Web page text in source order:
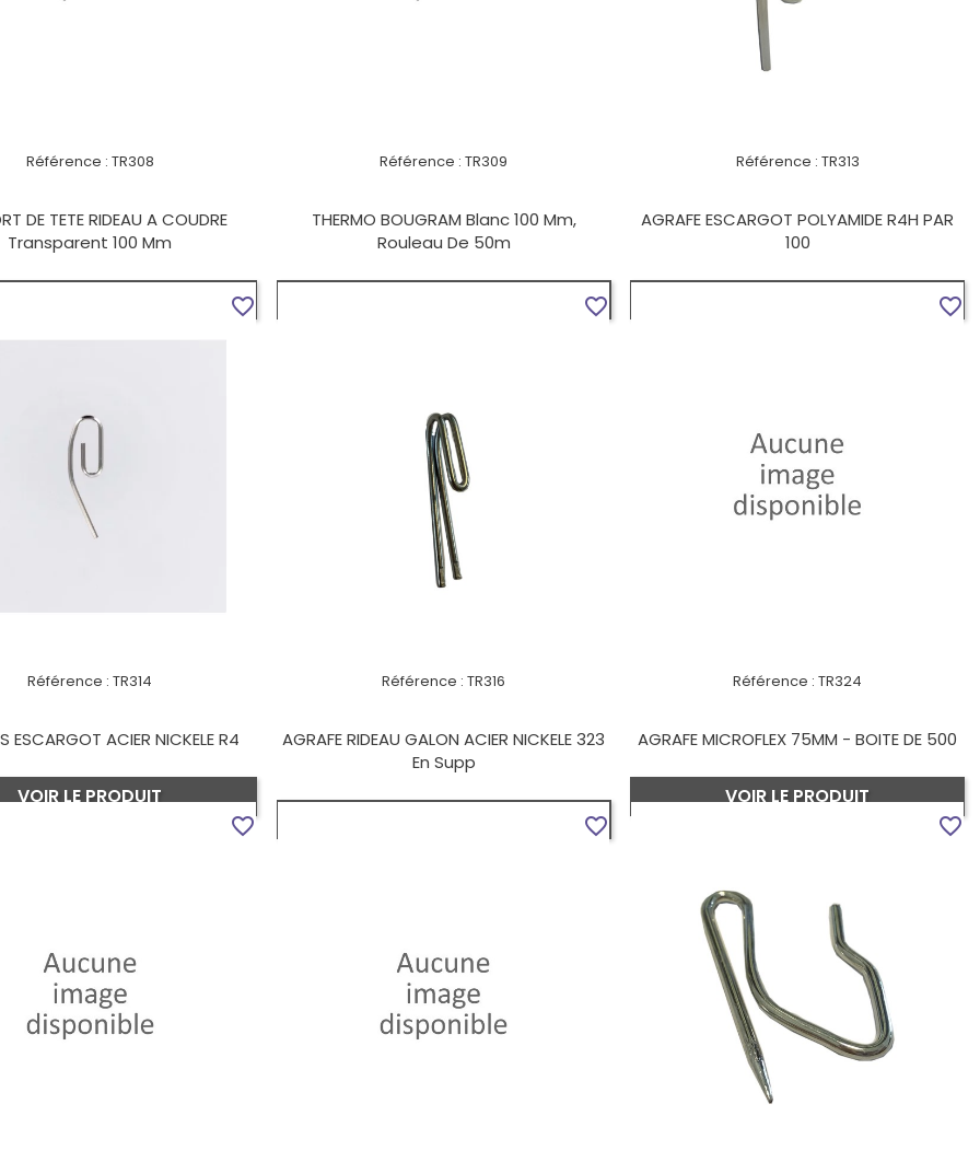
Référence : TR308
DE TETE RIDEAU A COUDRE
Transparent 100 Mm
Référence : TR309
THERMO BOUGRAM Blanc 100 Mm,
Rouleau De 50m
Référence : TR313
AGRAFE ESCARGOT POLYAMIDE R4H PAR
100
Référence : TR314
ESCARGOT ACIER NICKELE R4
VOIR LE PRODUIT
favorite_border
Référence : TR316
AGRAFE RIDEAU GALON ACIER NICKELE 323
En Supp
favorite_border
Référence : TR324
AGRAFE MICROFLEX 75MM - BOITE DE 500
VOIR LE PRODUIT
favorite_border
favorite_border favorite_border favorite_border